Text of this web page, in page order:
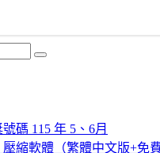
Search
碼 115 年 5、6月
縮軟體（繁體中文版+免費